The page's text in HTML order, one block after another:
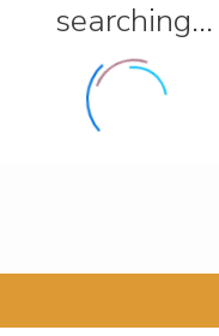
searching...